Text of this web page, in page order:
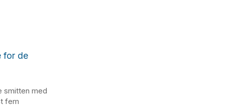
for de
smitten med
fem